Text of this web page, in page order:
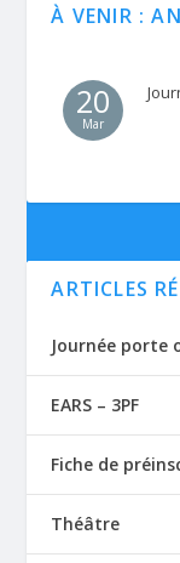
À VENIR :
20
Mar
ARTICLES
Journée porte
EARS – 3PF
Fiche de
Théâtre